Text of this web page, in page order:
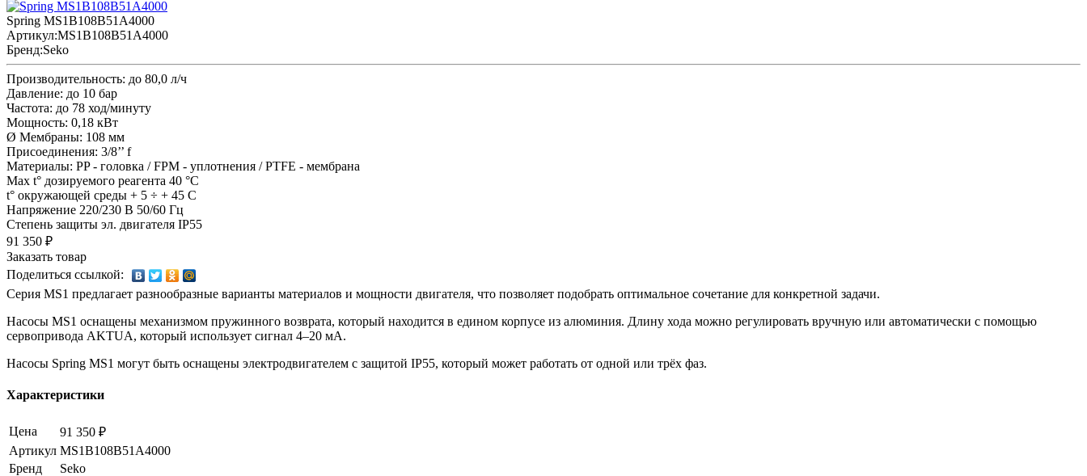
Spring MS1B108B51A4000
Артикул:MS1B108B51A4000
Бренд:Seko
Производительность: до 80,0 л/ч
Давление: до 10 бар
Частота: до 78 ход/минуту
Мощность: 0,18 кВт
Ø Мембраны: 108 мм
Присоединения: 3/8’’ f
Материалы: PP - головка / FPM - уплотнения / PTFE - мембрана
Max t° дозируемого реагента 40 °C
t° окружающей среды + 5 ÷ + 45 C
Напряжение 220/230 В 50/60 Гц
Степень защиты эл. двигателя IP55
91 350 ₽
Заказать товар
Поделиться ссылкой:
Серия MS1 предлагает разнообразные варианты материалов и мощности двигателя, что позволяет подобрать оптимальное сочетание для конкретной задачи.
Насосы MS1 оснащены механизмом пружинного возврата, который находится в едином корпусе из алюминия. Длину хода можно регулировать вручную или автоматически с помощью
сервопривода AKTUA, который использует сигнал 4–20 мА.
Насосы Spring MS1 могут быть оснащены электродвигателем с защитой IP55, который может работать от одной или трёх фаз.
Характеристики
Цена
91 350 ₽
Артикул MS1B108B51A4000
Бренд
Seko